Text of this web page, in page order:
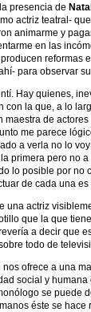
presencia de
actriz teatral-
animarme y
en las
reformas
para observar
Hay quienes,
con la que, a lo
maestra de
me parece
a verla no lo
primera pero no
lo posible por no
de cada una
una actriz
que la que
a decir que
todo de
ofrece a una
social y
se puede
éste se hace